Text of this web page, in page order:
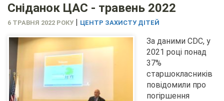
Сніданок ЦАС - травень 2022
6 ТРАВНЯ 2022 РОКУ | ЦЕНТР ЗАХИСТУ ДІТЕЙ
За даними CDC, у
2021 році понад
37%
старшокласників
повідомили про
погіршення